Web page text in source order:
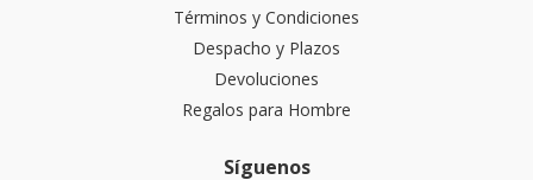
Términos y Condiciones
Despacho y Plazos
Devoluciones
Regalos para Hombre
Síguenos